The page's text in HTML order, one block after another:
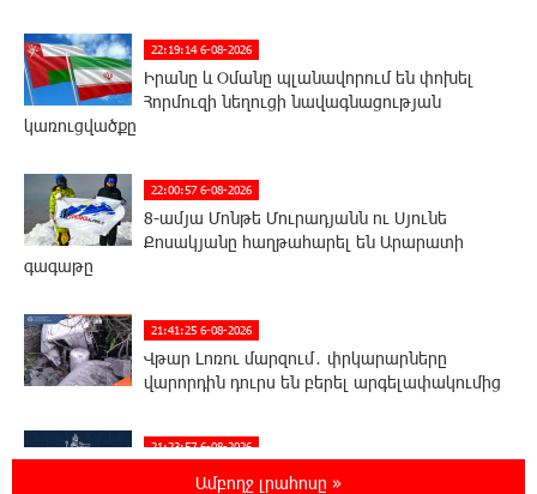
22:19:14 6-08-2026
Իրանը և Օմանը պլանավորում են փոխել
Հորմուզի նեղուցի նավագնացության
կառուցվածքը
22:00:57 6-08-2026
8-ամյա Մոնթե Մուրադյանն ու Սյունե
Քոսակյանը հաղթահարել են Արարատի
գագաթը
21:41:25 6-08-2026
Վթար Լոռու մարզում․ փրկարարները
վարորդին դուրս են բերել արգելափակումից
21:23:57 6-08-2026
Երևանում երթուղիների փոփոխություն
Ամբողջ լրահոսը »